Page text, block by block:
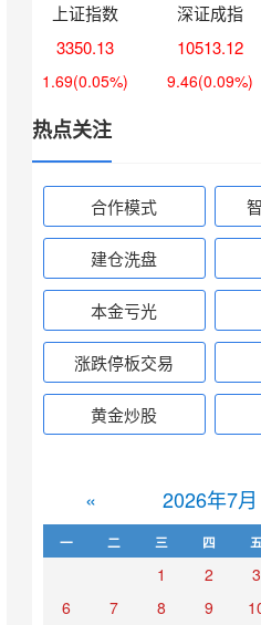
上证指数
3350.13
1.69(0.05%)
深证成指
10513.12
9.46(0.09%)
热点关注
合作模式
建仓洗盘
本金亏光
涨跌停板交易
黄金炒股
« 2026年7月
一 二 三 四
1 2 3
6
7 8 9